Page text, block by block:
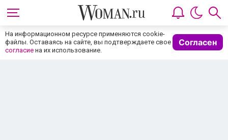
На информационном ресурсе применяются cookie-
файлы. Оставаясь на сайте, вы подтверждаете свое
согласие на их использование.
Согласен